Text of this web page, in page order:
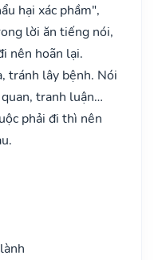
hại xác phầm",
lời ăn tiếng nói,
nên hoãn lại.
tránh lây bệnh. Nói
tranh luận…
phải đi thì nên